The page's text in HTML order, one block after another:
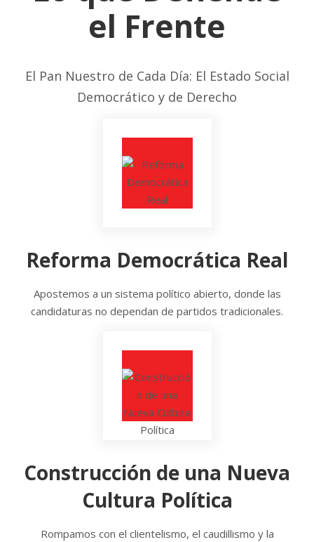
el Frente
El Pan Nuestro de Cada Día: El Estado Social
Democrático y de Derecho
Reforma Democrática Real
Apostemos a un sistema político abierto, donde las
candidaturas no dependan de partidos tradicionales.
Construcción de una Nueva
Cultura Política
Rompamos con el clientelismo, el caudillismo y la